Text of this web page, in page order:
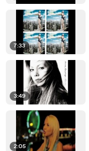
7:33
3:49
2:05